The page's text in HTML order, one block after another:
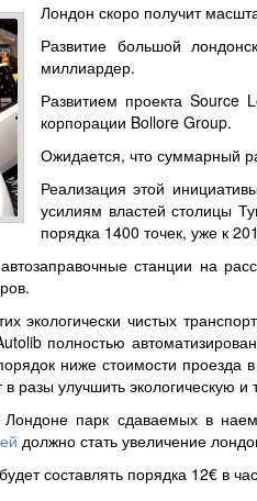
Лондон скоро получит
Развитие большой
миллиардер.
Развитием проекта Source
корпорации Bollore Group.
Ожидается, что суммарный
Реализация этой
усилиям властей столицы
порядка 1400 точек, уже к
автозаправочные станции на
экологически чистых
полностью
ниже стоимости
разы улучшить экологическую
парк сдаваемых в
должно стать увеличение
составлять порядка 12€ в